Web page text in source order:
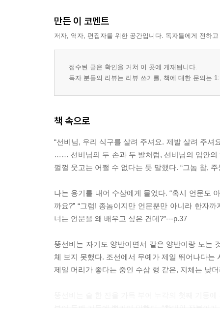
만든 이 코멘트
저자, 역자, 편집자를 위한 공간입니다. 독자들에게 전하
접수된 글은 확인을 거쳐 이 곳에 게재됩니다.
독자 분들의 리뷰는 리뷰 쓰기를, 책에 대한 문의는
책 속으로
“선비님, 우리 식구를 살려 주셔요. 제발 살려 주
…… 선비님의 두 손과 두 발처럼, 선비님의 입안의
껄껄 웃고는 어쩔 수 없다는 듯 말했다. “그놈 참,
나는 용기를 내어 수삼에게 물었다. “혹시 언문도
까요?” “그럼! 종놈이지만 언문뿐만 아니라 한자
너는 언문을 왜 배우고 싶은 건데?”---p.37
뚱선비는 자기도 양반이면서 같은 양반이랑 노는
체 보지 못했다. 조선에서 무예가 제일 뛰어나다
제일 머리가 좋다는 중인 수삼 형 같은, 지체는 낮
부어 둘째 기둥에 뿌리며 말했다. “창대와 장복이